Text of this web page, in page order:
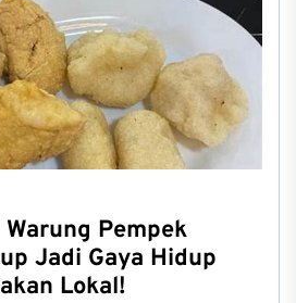
Pempek
Jadi Gaya Hidup
Lokal!